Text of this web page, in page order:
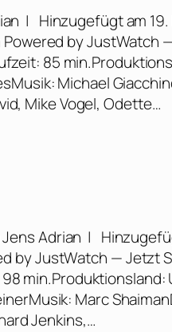
| Hinzugefügt am 19.
by JustWatch
85
Michael
Mike Vogel, Odette…
Adrian |
by JustWatch — Jetzt
min.Produktionsland:
Marc
Jenkins,…